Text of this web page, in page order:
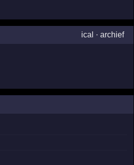
ical · archief